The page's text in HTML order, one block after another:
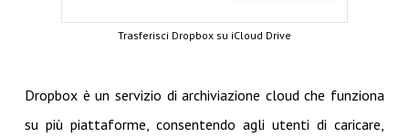
Trasferisci Dropbox su iCloud Drive
Dropbox è un servizio di archiviazione cloud che funziona
su più piattaforme, consentendo agli utenti di caricare,